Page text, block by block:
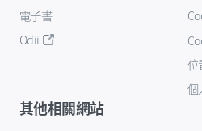
電子書
Odii
位
個
其他相關網站